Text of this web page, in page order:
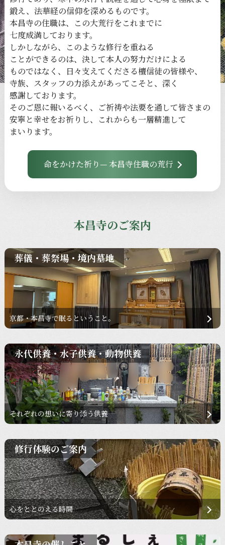
鍛え、 法華経の信仰を深める ものです。
本昌寺の住職は、 この大荒行をこれまでに
七度成満しております。
しかしながら、
このような修行を重ねる
ことができるのは、 決して本人の努力だけによる
ものではなく、
日々支えてくださる檀信徒の皆様や、
寺族、 スタッフの力添えがあってこそと、 深く
感謝しております。
そのご恩に報いるべく、 ご祈祷や法要を通して皆さまの
安寧と幸せをお祈りし、 これからも一層精進して
まいります。
命をかけた祈り— 本昌寺住職の荒行
本昌寺のご案内
葬儀・葬祭場・境内墓地
京都・本昌寺で眠るということ。
永代供養・水子供養・動物供養
それぞれの想いに寄り添う供養
修行体験のご案内
心をととのえる時間